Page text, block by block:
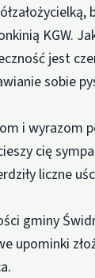
KGW.
jest
sobie
i wyrazom
cię
liczne
gminy
upominki